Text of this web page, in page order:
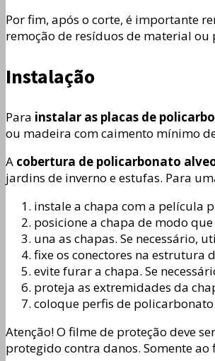
Por fim, após o corte, é importante
remoção de resíduos de material ou
Instalação
Para instalar as placas de
ou madeira com caimento mínimo
A cobertura de policarbonato
jardins de inverno e estufas. Para
instale a chapa com a película
posicione a chapa de modo
una as chapas. Se necessário,
fixe os conectores na estrutura
evite furar a chapa. Se
proteja as extremidades da
coloque perfis de
Atenção! O filme de proteção deve
protegido contra danos. Somente